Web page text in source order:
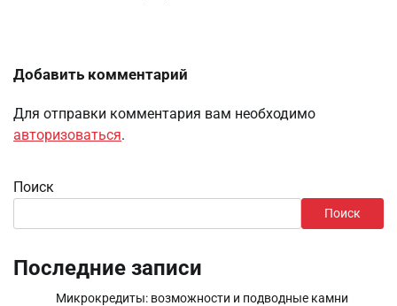
Добавить комментарий
Для отправки комментария вам необходимо
авторизоваться.
Поиск
Поиск
Последние записи
Микрокредиты: возможности и подводные камни